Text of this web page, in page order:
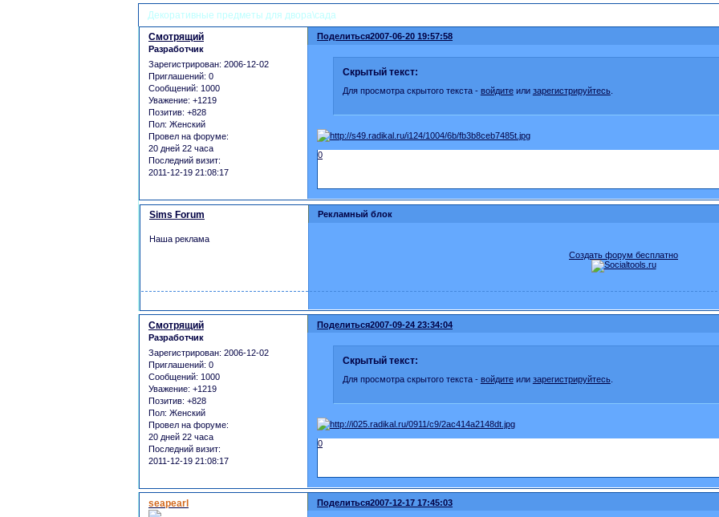
Декоративные предметы для двора\сада
Поделиться2007-06-20 19:57:58
Смотрящий
Разработчик
Зарегистрирован: 2006-12-02
Приглашений: 0
Сообщений: 1000
Уважение: +1219
Позитив: +828
Пол: Женский
Провел на форуме:
20 дней 22 часа
Последний визит:
2011-12-19 21:08:17
Скрытый текст:
Для просмотра скрытого текста - войдитеили зарегистрируйтесь.
0
Рекламный блок
Sims Forum
Наша реклама
Создать форум бесплатно
Поделиться2007-09-24 23:34:04
Смотрящий
Разработчик
Зарегистрирован: 2006-12-02
Приглашений: 0
Сообщений: 1000
Уважение: +1219
Позитив: +828
Пол: Женский
Провел на форуме:
20 дней 22 часа
Последний визит:
2011-12-19 21:08:17
Скрытый текст:
Для просмотра скрытого текста - войдитеили зарегистрируйтесь.
0
Поделиться2007-12-17 17:45:03
seapearl